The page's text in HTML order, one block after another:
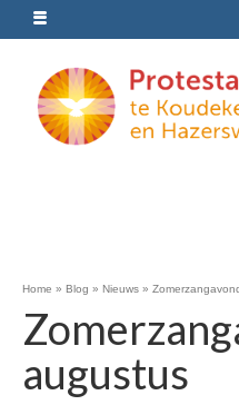
Home » Blog » Nieuws »
augustus